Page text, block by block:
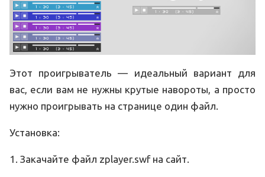
Этот проигрыватель — идеальный вариант для
вас, если вам не нужны крутые навороты, а просто
нужно проигрывать на странице один файл.
Установка:
1. Закачайте файл zplayer.swf на сайт.